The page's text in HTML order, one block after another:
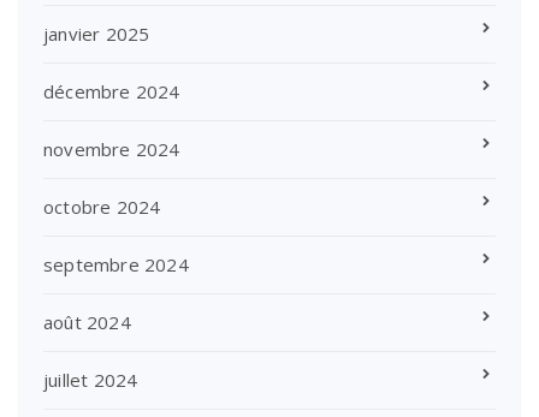
janvier 2025
décembre 2024
novembre 2024
octobre 2024
septembre 2024
août 2024
juillet 2024